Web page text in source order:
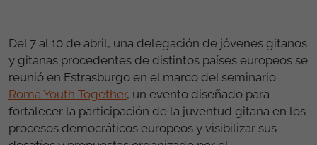
Del 7 al 10 de abril, una delegación de jóvenes gitanos
y gitanas procedentes de distintos países europeos se
reunió en Estrasburgo en el marco del seminario
Roma Youth Together, un evento diseñado para
fortalecer la participación de la juventud gitana en los
procesos democráticos europeos y visibilizar sus